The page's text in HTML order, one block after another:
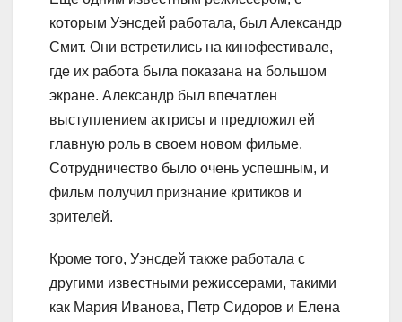
которым Уэнсдей работала, был Александр
Смит. Они встретились на кинофестивале,
где их работа была показана на большом
экране. Александр был впечатлен
выступлением актрисы и предложил ей
главную роль в своем новом фильме.
Сотрудничество было очень успешным, и
фильм получил признание критиков и
зрителей.
Кроме того, Уэнсдей также работала с
другими известными режиссерами, такими
как Мария Иванова, Петр Сидоров и Елена